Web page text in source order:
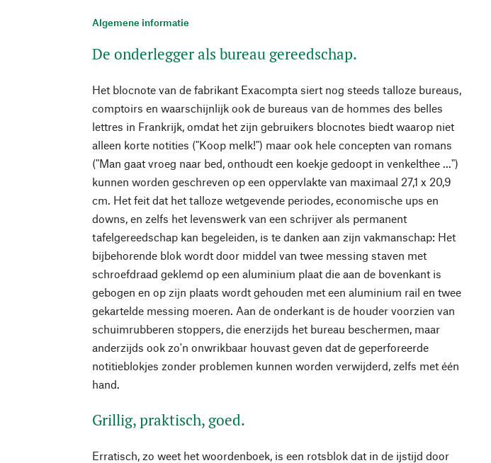
Algemene informatie
De onderlegger als bureau gereedschap.
Het blocnote van de fabrikant Exacompta siert nog steeds talloze bureaus,
comptoirs en waarschijnlijk ook de bureaus van de hommes des belles
lettres in Frankrijk, omdat het zijn gebruikers blocnotes biedt waarop niet
alleen korte notities ("Koop melk!") maar ook hele concepten van romans
("Man gaat vroeg naar bed, onthoudt een koekje gedoopt in venkelthee ...")
kunnen worden geschreven op een oppervlakte van maximaal 27,1 x 20,9
cm. Het feit dat het talloze wetgevende periodes, economische ups en
downs, en zelfs het levenswerk van een schrijver als permanent
tafelgereedschap kan begeleiden, is te danken aan zijn vakmanschap: Het
bijbehorende blok wordt door middel van twee messing staven met
schroefdraad geklemd op een aluminium plaat die aan de bovenkant is
gebogen en op zijn plaats wordt gehouden met een aluminium rail en twee
gekartelde messing moeren. Aan de onderkant is de houder voorzien van
schuimrubberen stoppers, die enerzijds het bureau beschermen, maar
anderzijds ook zo'n onwrikbaar houvast geven dat de geperforeerde
notitieblokjes zonder problemen kunnen worden verwijderd, zelfs met één
hand.
Grillig, praktisch, goed.
Erratisch, zo weet het woordenboek, is een rotsblok dat in de ijstijd door